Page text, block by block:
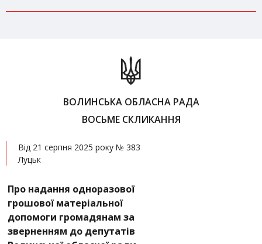
ВОЛИНСЬКА ОБЛАСНА РАДА
ВОСЬМЕ СКЛИКАННЯ
Від 21 серпня 2025 року № 383
Луцьк
Про надання одноразової
грошової матеріальної
допомоги громадянам за
зверненням до депутатів